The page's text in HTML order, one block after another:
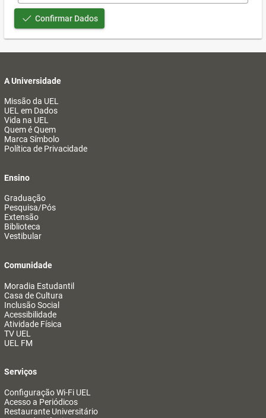
Confirmar Dados
A Universidade
Missão da UEL
UEL em Dados
Vida na UEL
Quem é Quem
Marca Símbolo
Política de Privacidade
Ensino
Graduação
Pesquisa/Pós
Extensão
Biblioteca
Vestibular
Comunidade
Moradia Estudantil
Casa de Cultura
Inclusão Social
Acessibilidade
Atividade Física
TV UEL
UEL FM
Serviços
Configuração Wi-Fi UEL
Acesso a Periódicos
Restaurante Universitário